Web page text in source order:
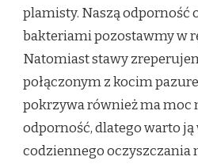
plamisty. Naszą odporność
bakteriami pozostawmy w
Natomiast stawy
połączonym z kocim
pokrzywa również ma moc
odporność, dlatego warto ją
codziennego oczyszczania